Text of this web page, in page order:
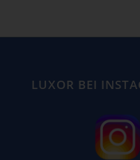
LUXOR BEI